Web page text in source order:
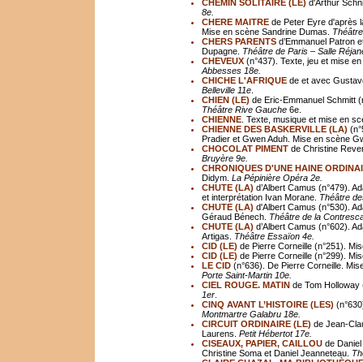
CHEMIN SOLITAIRE (LE) d'Arthur
8e.
CHERE MAITRE de Peter Eyre d'après
Mise en scène Sandrine Dumas.
Théâ
CHERS PARENTS d’Emmanuel Patron
Dupagne. Théâtre de Paris – Salle
CHEVEUX(n°437). Texte, jeu et mise
Abbesses 18e.
CHICHE L'AFRIQUEde et avec
Belleville 11e.
CHIEN (LE) de Eric-Emmanuel Schmitt
Théâtre Rive Gauche6e.
CHIENNE. Texte, musique et mise en
CHIENNE DES BASKERVILLE (LA)
Pradier et Gwen Aduh. Mise en scène
CHOCOLAT PIMENTde Christine
Bruyère 9e.
CHRONIQUES D'UNE HAINE
Didym. La Pépinière Opéra 2e.
CHUTE (LA) d’Albert Camus (n°479).
et interprétation Ivan Morane. Théâtre
CHUTE (LA) d'Albert Camus (n°530).
Géraud Bénech. Théâtre de la
CHUTE (LA) d’Albert Camus (n°602).
Artigas.
Théâtre Essaïon 4e.
CID (LE) de Pierre Corneille (n°251).
CID (LE) de Pierre Corneille (n°299).
LE CID (n°636). De Pierre Corneille.
Porte Saint-Martin 10e.
CIEL ROUGE. MATIN de Tom
1er.
CINQ AVANT L’HISTOIRE (LES)
Montmartre Galabru 18e.
CIRCUIT ORDINAIRE (LE) de Jean-
Laurens. Petit Hébertot 17e.
CISEAUX, PAPIER, CAILLOUde Daniel
Christine Soma et Daniel Jeanneteau. Th